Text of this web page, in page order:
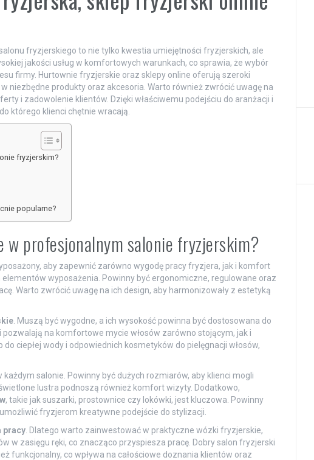
fryzjerskiego to nie tylko kwestia umiejętności fryzjerskich, ale
jakości usług w komfortowych warunkach, co sprawia, że wybór
firmy. Hurtownie fryzjerskie oraz sklepy online oferują szeroki
niezbędne produkty oraz akcesoria. Warto również zwrócić uwagę na
i zadowolenie klientów. Dzięki właściwemu podejściu do aranżacji i
którego klienci chętnie wracają.
fryzjerskim?
popularne?
w profesjonalnym salonie fryzjerskim?
aby zapewnić zarówno wygodę pracy fryzjera, jak i komfort
wyposażenia. Powinny być ergonomiczne, regulowane oraz
Warto zwrócić uwagę na ich design, aby harmonizowały z estetyką
. Muszą być wygodne, a ich wysokość powinna być dostosowana do
na komfortowe mycie włosów zarówno stojącym, jak i
ciepłej wody i odpowiednich kosmetyków do pielęgnacji włosów,
każdym salonie. Powinny być dużych rozmiarów, aby klienci mogli
lustra podnoszą również komfort wizyty. Dodatkowo,
, takie jak suszarki, prostownice czy lokówki, jest kluczowa. Powinny
fryzjerom kreatywne podejście do stylizacji.
pracy. Dlatego warto zainwestować w praktyczne wózki fryzjerskie,
w zasięgu ręki, co znacząco przyspiesza pracę. Dobry salon fryzjerski
funkcjonalny, co wpływa na całościowe doznania klientów oraz